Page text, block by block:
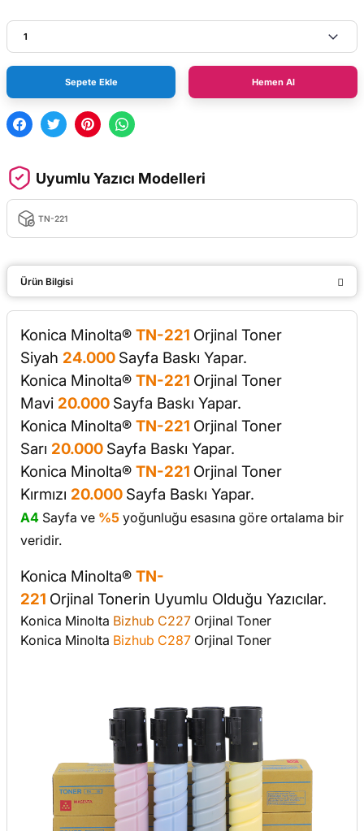
Sepete Ekle Hemen Al
Uyumlu Yazıcı Modelleri
TN-221
Ürün Bilgisi
Konica Minolta® TN-221 Orjinal Toner
Siyah 24.000 Sayfa Baskı Yapar.
Konica Minolta® TN-221 Orjinal Toner
Mavi 20.000 Sayfa Baskı Yapar.
Konica Minolta® TN-221 Orjinal Toner
Sarı 20.000 Sayfa Baskı Yapar.
Konica Minolta® TN-221 Orjinal Toner
Kırmızı 20.000 Sayfa Baskı Yapar.
A4 Sayfa ve %5 yoğunluğu esasına göre ortalama bir
veridir.
Konica Minolta® TN-
221 Orjinal Tonerin Uyumlu Olduğu Yazıcılar.
Konica Minolta Bizhub C227 Orjinal Toner
Konica Minolta Bizhub C287 Orjinal Toner